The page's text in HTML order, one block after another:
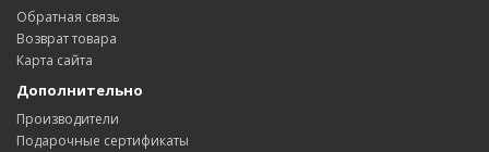
Обратная связь
Возврат товара
Карта сайта
Дополнительно
Производители
Подарочные сертификаты